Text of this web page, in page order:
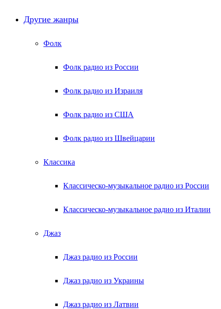
Другие жанры
Фолк
Фолк радио из России
Фолк радио из Израиля
Фолк радио из США
Фолк радио из Швейцарии
Классика
Классическо-музыкальное радио из России
Классическо-музыкальное радио из Италии
Джаз
Джаз радио из России
Джаз радио из Украины
Джаз радио из Латвии